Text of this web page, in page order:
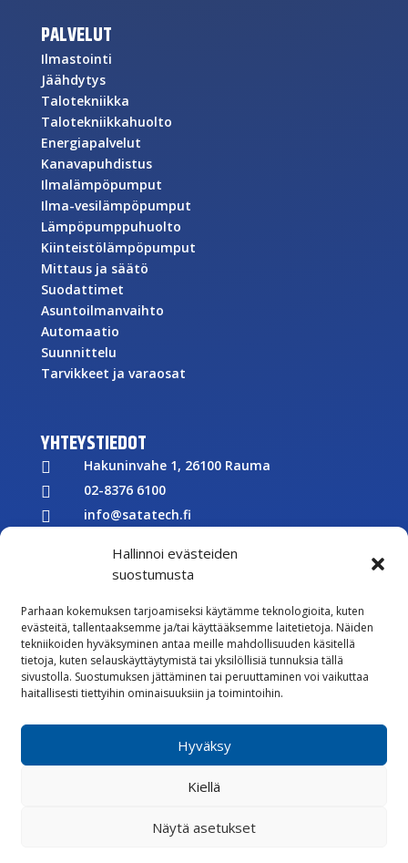
Hallinnoi evästeiden
suostumusta
Parhaan kokemuksen tarjoamiseksi käytämme teknologioita, kuten
evästeitä, tallentaaksemme ja/tai käyttääksemme laitetietoja. Näiden
tekniikoiden hyväksyminen antaa meille mahdollisuuden käsitellä
tietoja, kuten selauskäyttäytymistä tai yksilöllisiä tunnuksia tällä
sivustolla. Suostumuksen jättäminen tai peruuttaminen voi vaikuttaa
haitallisesti tiettyihin ominaisuuksiin ja toimintoihin.
Hyväksy
Kiellä
Näytä asetukset
PALVELUT
Ilmastointi
Jäähdytys
Talotekniikka
Talotekniikkahuolto
Energiapalvelut
Kanavapuhdistus
Ilmalämpöpumput
Ilma-vesilämpöpumput
Lämpöpumppuhuolto
Kiinteistölämpöpumput
Mittaus ja säätö
Suodattimet
Asuntoilmanvaihto
Automaatio
Suunnittelu
Tarvikkeet ja varaosat
YHTEYSTIEDOT
 Hakuninvahe 1, 26100 Rauma
 02-8376 6100
 info@satatech.fi
Y-tunnus: 2575266-3
 Töihin meille
 Lähetä meille palautetta
 Seuraa meitä Facebookissa

Vastuullisuus